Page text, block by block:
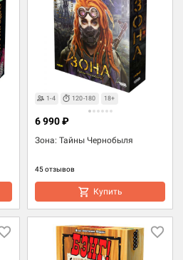
1-4 120-180 18+
Зона: Тайны Чернобыля
45 отзывов
6 990 ₽
Купить